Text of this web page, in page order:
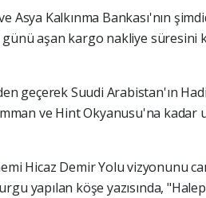
Asya Kalkınma Bankası'nın
aşan kargo nakliye süresini
geçerek Suudi Arabistan'ın
ve Hint Okyanusu'na kadar
Hicaz Demir Yolu vizyonunu
yapılan köşe yazısında,